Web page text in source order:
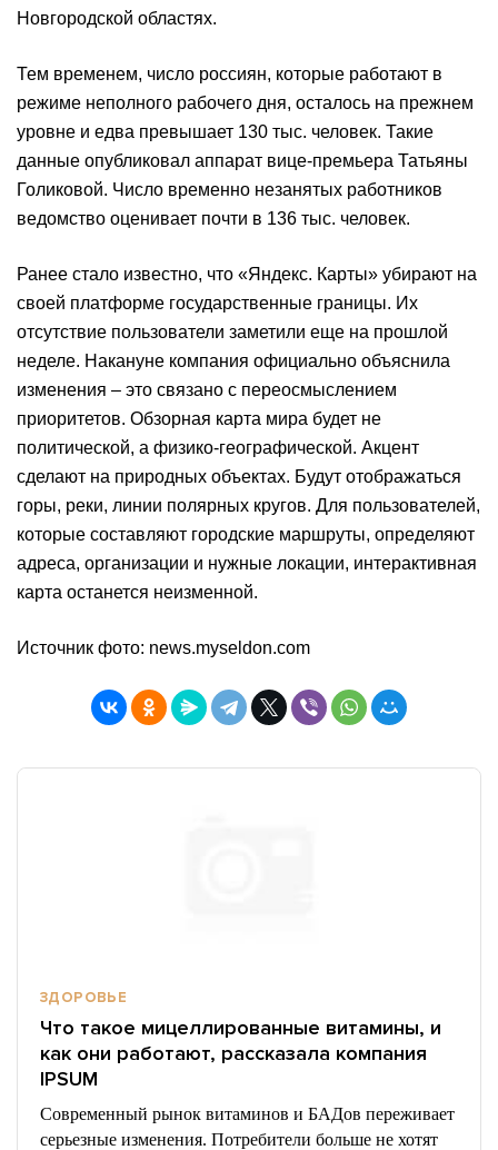
Новгородской областях.
Тем временем, число россиян, которые работают в
режиме неполного рабочего дня, осталось на прежнем
уровне и едва превышает 130 тыс. человек. Такие
данные опубликовал аппарат вице-премьера Татьяны
Голиковой. Число временно незанятых работников
ведомство оценивает почти в 136 тыс. человек.
Ранее стало известно, что «Яндекс. Карты» убирают на
своей платформе государственные границы. Их
отсутствие пользователи заметили еще на прошлой
неделе. Накануне компания официально объяснила
изменения – это связано с переосмыслением
приоритетов. Обзорная карта мира будет не
политической, а физико-географической. Акцент
сделают на природных объектах. Будут отображаться
горы, реки, линии полярных кругов. Для пользователей,
которые составляют городские маршруты, определяют
адреса, организации и нужные локации, интерактивная
карта останется неизменной.
Источник фото: news.myseldon.com
ЗДОРОВЬЕ
Что такое мицеллированные витамины, и
как они работают, рассказала компания
IPSUM
Современный рынок витаминов и БАДов переживает
серьезные изменения. Потребители больше не хотят